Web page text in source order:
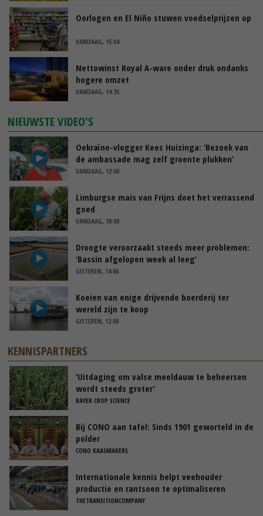
Oorlogen en El Niño stuwen voedselprijzen op
VANDAAG, 15:04
Nettowinst Royal A-ware onder druk ondanks
hogere omzet
VANDAAG, 14:35
NIEUWSTE VIDEO'S
Oekraïne-vlogger Kees Huizinga: ‘Bezoek van
de ambassade mag zelf groente plukken’
VANDAAG, 12:00
Limburgse mais van Frijns doet het verrassend
goed
VANDAAG, 10:00
Droogte veroorzaakt steeds meer problemen:
‘Bassin afgelopen week al leeg’
GISTEREN, 14:06
Koeien van enige drijvende boerderij ter
wereld zijn te koop
GISTEREN, 12:00
KENNISPARTNERS
‘Uitdaging om valse meeldauw te beheersen
wordt steeds groter’
BAYER CROP SCIENCE
Bij CONO aan tafel: Sinds 1901 geworteld in de
polder
CONO KAASMAKERS
Internationale kennis helpt veehouder
productie en rantsoen te optimaliseren
THETRANSITIONCOMPANY